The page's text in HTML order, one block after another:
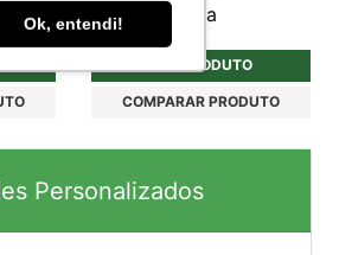
Ok, entendi!Personalizada
VER PRODUTO
COMPARAR PRODUTO
Personalizados